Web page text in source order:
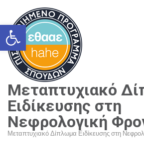
Ανοίξτε τη γραμμή
content
(Press
Enter)
Μεταπτυχιακό
Ειδίκευσης στη
Νεφρολογική
Μεταπτυχιακό Δίπλωμα Ειδίκευσης στη